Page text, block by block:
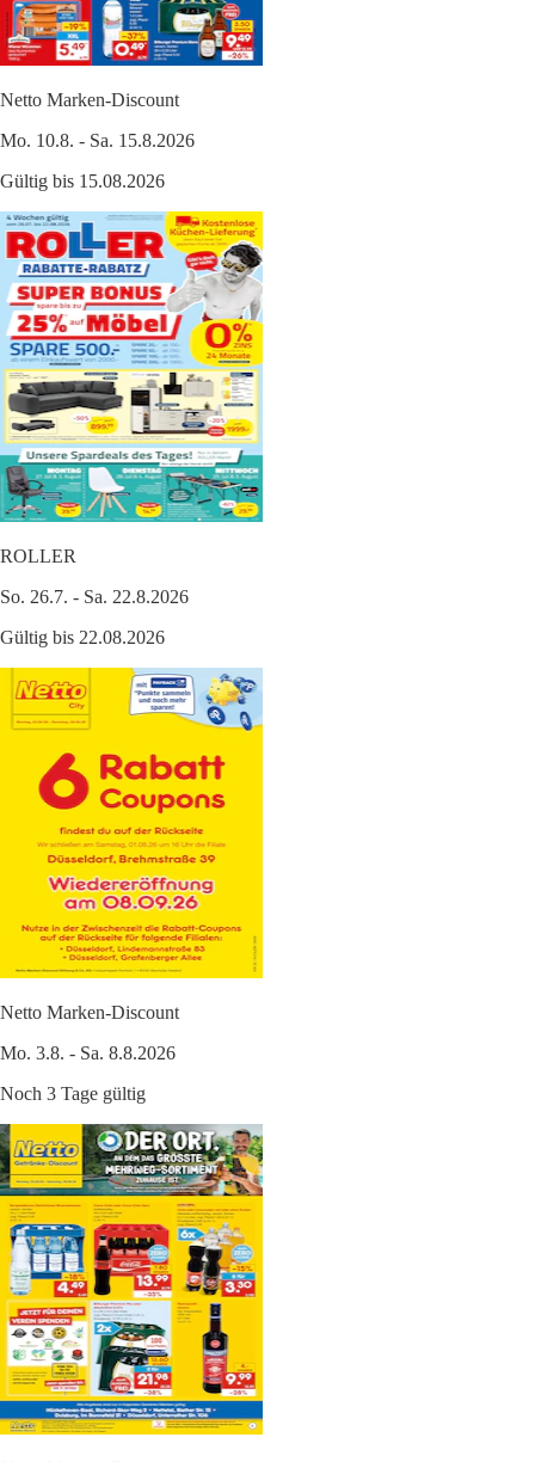
Netto Marken-Discount
Mo. 10.8. - Sa. 15.8.2026
Gültig bis 15.08.2026
ROLLER
So. 26.7. - Sa. 22.8.2026
Gültig bis 22.08.2026
Netto Marken-Discount
Mo. 3.8. - Sa. 8.8.2026
Noch 3 Tage gültig